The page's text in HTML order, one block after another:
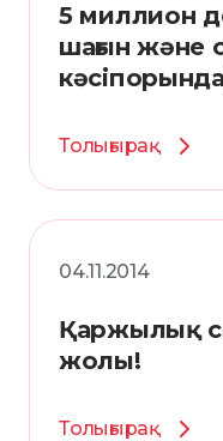
5 миллион
шағын және
Толығырақ
04.11.2014
Қаржылық
жолы!
Толығырақ